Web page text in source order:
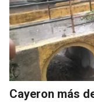
Cayeron más